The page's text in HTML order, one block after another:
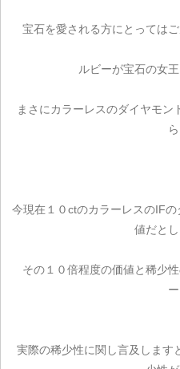
宝石を愛される方にとっては
ルビーが宝石の女
まさにカラーレスのダイヤモ
ら
今現在１０ctのカラーレスのIF
値だとし
その１０倍程度の価値と稀少
ー
実際の稀少性に関し言及します